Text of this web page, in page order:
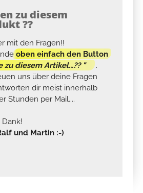
zu diesem
??
mit den Fragen!!
oben einfach den Button
zu diesem Artikel...?? "
.
uns über deine Fragen
dir meist innerhalb
Stunden per Mail....
und Martin :-)